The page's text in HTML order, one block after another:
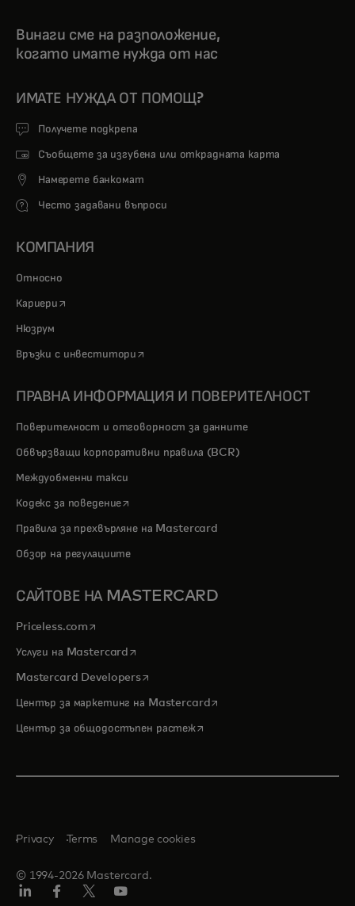
Винаги сме на разположение,
когато имате нужда от нас
ИМАТЕ НУЖДА ОТ ПОМОЩ?
Получете подкрепа
Съобщете за изгубена или открадната карта
Намерете банкомат
Често задавани въпроси
КОМПАНИЯ
Относно
Кариери opens in a new tab
Нюзрум
Връзки с инвеститори opens in a new tab
ПРАВНА ИНФОРМАЦИЯ И ПОВЕРИТЕЛНОСТ
Поверителност и отговорност за данните
Обвързващи корпоративни правила (BCR)
Междуобменни такси
Кодекс за поведениеopens in a new tab
Правила за прехвърляне на Mastercard
Обзор на регулациите
САЙТОВЕ НА MASTERCARD
Priceless.com opens in a new tab
Услуги на Mastercard opens in a new tab
Mastercard Developersopens in a new tab
Център за маркетинг на Mastercardopens in a new tab
Център за общодостъпен растежopens in a new tab
© 1994-2026 Mastercard.
Privacy Terms Manage cookies